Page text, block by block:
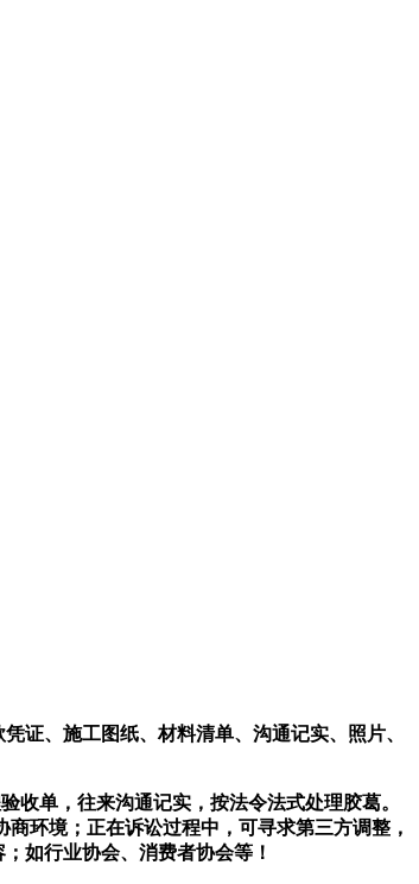
、施工图纸、材料清单、沟通记实、照片、
单，往来沟通记实，按法令法式处理胶葛。
环境；正在诉讼过程中，可寻求第三方调整，
如行业协会、消费者协会等！